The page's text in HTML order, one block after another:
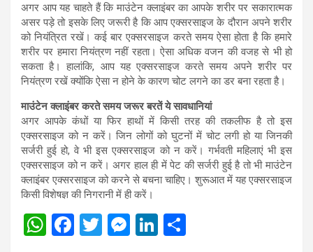
अगर आप यह चाहते हैं कि माउंटेन क्लाइंबर का आपके शरीर पर सकारात्मक
असर पड़े तो इसके लिए जरूरी है कि आप एक्सरसाइज के दौरान अपने शरीर
को नियंत्रित रखें। कई बार एक्सरसाइज करते समय ऐसा होता है कि हमारे
शरीर पर हमारा नियंत्रण नहीं रहता। ऐसा अधिक वजन की वजह से भी हो
सकता है। हालांकि, आप यह एक्सरसाइज करते समय अपने शरीर पर
नियंत्रण रखें क्योंकि ऐसा न होने के कारण चोट लगने का डर बना रहता है।
माउंटेन क्लाइंबर करते समय जरूर बरतें ये सावधानियां
अगर आपके कंधों या फिर हाथों में किसी तरह की तकलीफ है तो इस
एक्सरसाइज को न करें। जिन लोगों को घुटनों में चोट लगी हो या जिनकी
सर्जरी हुई हो, वे भी इस एक्सरसाइज को न करें। गर्भवती महिलाएं भी इस
एक्सरसाइज को न करें। अगर हाल ही में पेट की सर्जरी हुई है तो भी माउंटेन
क्लाइंबर एक्सरसाइज को करने से बचना चाहिए। शुरूआत में यह एक्सरसाइज
किसी विशेषज्ञ की निगरानी में ही करें।
W F
T
M Li